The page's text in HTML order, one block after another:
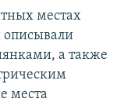
местах
описывали
а также
места